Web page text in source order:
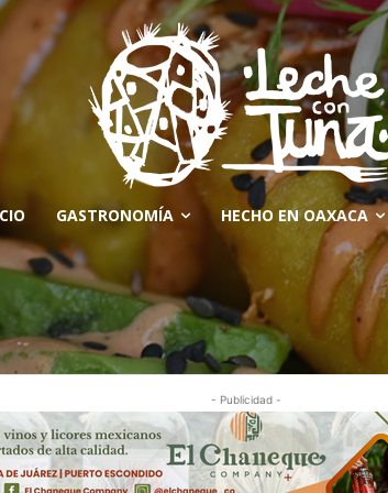
GASTRONOMÍA HECHO EN OAXACA
- Publicidad -